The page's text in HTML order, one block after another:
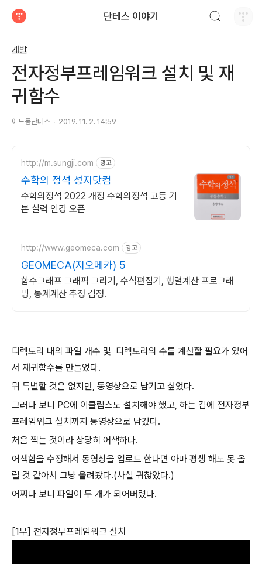
단테스 이야기
개발
전자정부프레임워크 설치 및 재
귀함수
에드몽단테스 2019. 11. 2. 14:59
http://m.sungji.com 광고
수학의 정석 성지닷컴
수학의정석 2022 개정 수학의정석 고등 기
본 실력 인강 오픈
http://www.geomeca.com 광고
GEOMECA(지오메카) 5
함수그래프 그래픽 그리기, 수식편집기, 행렬계산 프로그래
밍, 통계계산 추정 검정.
디렉토리 내의 파일 개수 및 디렉토리의 수를 계산할 필요가 있어
서 재귀함수를 만들었다.
뭐 특별할 것은 없지만, 동영상으로 남기고 싶었다.
그러다 보니 PC에 이클립스도 설치해야 했고, 하는 김에 전자정부
프레임워크 설치까지 동영상으로 남겼다.
처음 찍는 것이라 상당히 어색하다.
어색함을 수정해서 동영상을 업로드 한다면 아마 평생 해도 못 올
릴 것 같아서 그냥 올려봤다.(사실 귀찮았다.)
어쩌다 보니 파일이 두 개가 되어버렸다.
[1부] 전자정부프레임워크 설치